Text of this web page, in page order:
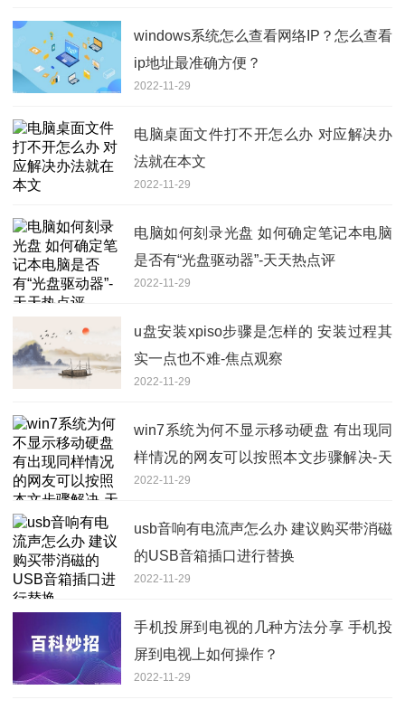
windows系统怎么查看网络IP？怎么查看
ip地址最准确方便？
2022-11-29
电脑桌面文件打不开怎么办 对应解决办
法就在本文
2022-11-29
电脑如何刻录光盘 如何确定笔记本电脑
是否有“光盘驱动器”-天天热点评
2022-11-29
u盘安装xpiso步骤是怎样的 安装过程其
实一点也不难-焦点观察
2022-11-29
win7系统为何不显示移动硬盘 有出现同
样情况的网友可以按照本文步骤解决-天
天观察
2022-11-29
usb音响有电流声怎么办 建议购买带消磁
的USB音箱插口进行替换
2022-11-29
手机投屏到电视的几种方法分享 手机投
屏到电视上如何操作？
2022-11-29